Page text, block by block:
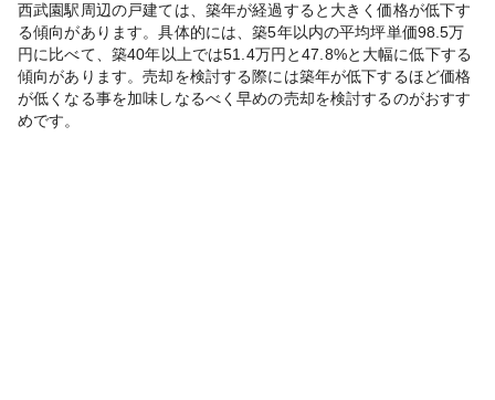
西武園駅周辺の戸建ては、築年が経過すると大きく価格が低下す
る傾向があります。具体的には、築5年以内の平均坪単価98.5万
円に比べて、築40年以上では51.4万円と47.8%と大幅に低下する
傾向があります。売却を検討する際には築年が低下するほど価格
が低くなる事を加味しなるべく早めの売却を検討するのがおすす
めです。